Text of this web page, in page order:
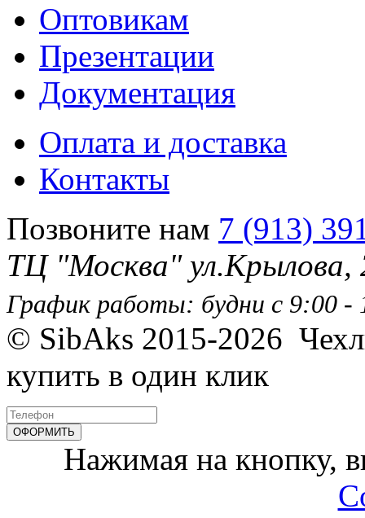
Оптовикам
Презентации
Документация
Оплата и доставка
Контакты
Позвоните нам 7 (913)
ТЦ "Москва"
График работы: будни с 9:00 -
© SibAks 2015-2026
купить в один клик
Нажимая на кнопку,